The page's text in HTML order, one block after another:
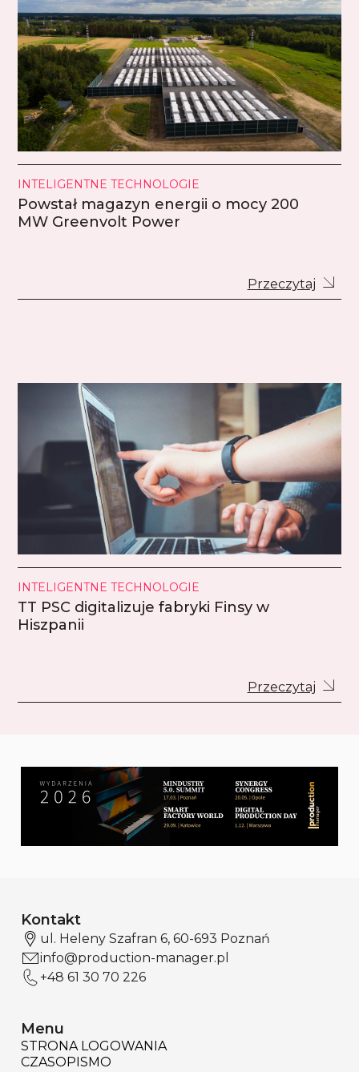
INTELIGENTNE TECHNOLOGIE
Powstał magazyn energii o mocy 200
MW Greenvolt Power
Przeczytaj
INTELIGENTNE TECHNOLOGIE
TT PSC digitalizuje fabryki Finsy w
Hiszpanii
Przeczytaj
Kontakt
ul. Heleny Szafran 6, 60-693 Poznań
info@production-manager.pl
+48 61 30 70 226
Menu
STRONA LOGOWANIA
CZASOPISMO